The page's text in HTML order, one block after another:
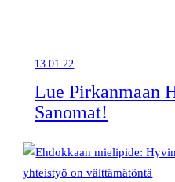
13.01.22
Lue Pirkanmaan
Sanomat!